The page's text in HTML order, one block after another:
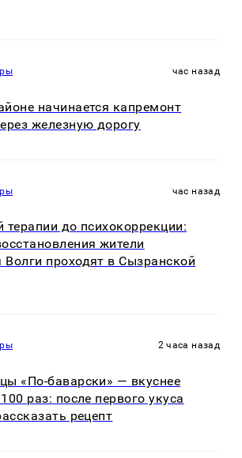
час назад
начинается капремонт
железную дорогу
час назад
терапии до психокоррекции:
жители
проходят в Сызранской
2 часа назад
«По-баварски» — вкуснее
раз: после первого укуса
рецепт